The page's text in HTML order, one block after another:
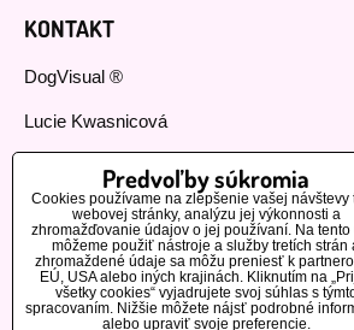
KONTAKT
DogVisual ®
Lucie Kwasnicová
Fyzická osoba podnikajúca podľa
IČ: 73112593
GSM:+420 776 440 464
MOHLO BY VÁS ZAUJÍMAŤ
Predvoľby súkromia
Cookies používame na zlepšenie vašej návštevy
webovej stránky, analýzu jej výkonnosti a
zhromažďovanie údajov o jej používaní. Na tento
môžeme použiť nástroje a služby tretích strán
zhromaždené údaje sa môžu preniesť k
EÚ, USA alebo iných krajinách. Kliknutím na
všetky cookies“ vyjadrujete svoj súhlas s
spracovaním. Nižšie môžete nájsť podrobné
alebo upraviť svoje preferencie.